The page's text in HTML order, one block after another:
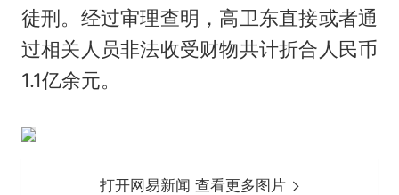
徒刑。经过审理查明，高卫东直接或者通
过相关人员非法收受财物共计折合人民币
1.1亿余元。
打开网易新闻 查看更多图片